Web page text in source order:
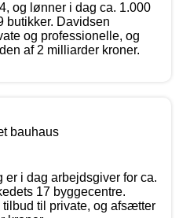
og lønner i dag ca. 1.000
butikker. Davidsen
og professionelle, og
af 2 milliarder kroner.
er i dag arbejdsgiver for ca.
17 byggecentre.
til private, og afsætter